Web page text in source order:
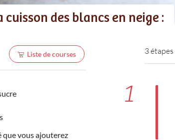
des blancs en neige :
Liste de courses
que vous ajouterez
3 étapes
1